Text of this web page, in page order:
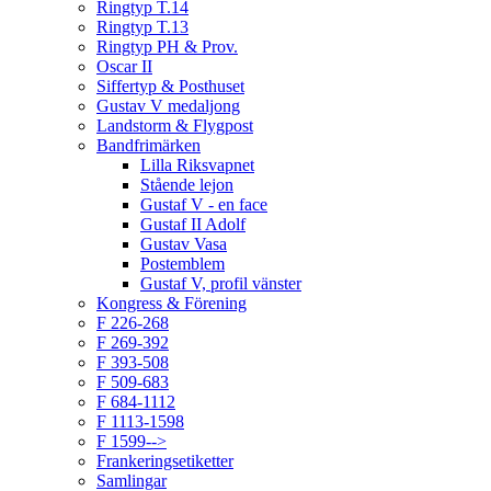
Ringtyp T.14
Ringtyp T.13
Ringtyp PH & Prov.
Oscar II
Siffertyp & Posthuset
Gustav V medaljong
Landstorm & Flygpost
Bandfrimärken
Lilla Riksvapnet
Stående lejon
Gustaf V - en face
Gustaf II Adolf
Gustav Vasa
Postemblem
Gustaf V, profil vänster
Kongress & Förening
F 226-268
F 269-392
F 393-508
F 509-683
F 684-1112
F 1113-1598
F 1599-->
Frankeringsetiketter
Samlingar